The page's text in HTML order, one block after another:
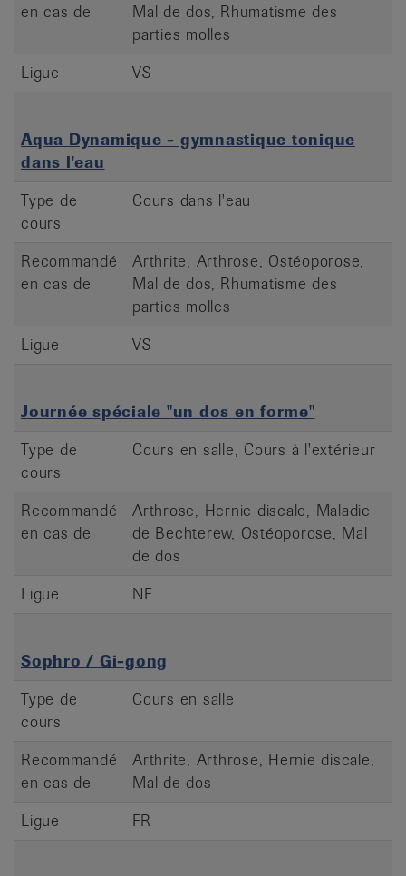
en cas de
Mal de dos, Rhumatisme des
parties molles
Ligue
VS
Aqua Dynamique - gymnastique tonique
dans l'eau
Type de
cours
Cours dans l'eau
Recommandé
en cas de
Arthrite, Arthrose, Ostéoporose,
Mal de dos, Rhumatisme des
parties molles
Ligue
VS
Journée spéciale "un dos en forme"
Type de
cours
Cours en salle, Cours à l'extérieur
Recommandé
en cas de
Arthrose, Hernie discale, Maladie
de Bechterew, Ostéoporose, Mal
de dos
Ligue
NE
Sophro / Gi-gong
Type de
cours
Cours en salle
Recommandé
en cas de
Arthrite, Arthrose, Hernie discale,
Mal de dos
Ligue
FR